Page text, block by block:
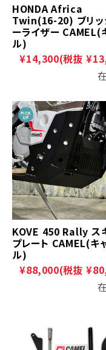
HONDA Africa
Twin(16-20) ブリッ
ーライザー CAMEL(
ル)
¥14,300(税抜
KOVE 450 Rally ス
プレート CAMEL(キ
ル)
¥88,000(税抜